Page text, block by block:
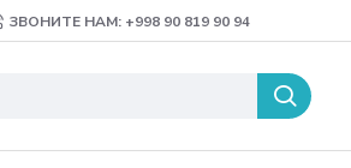
ЗВОНИТЕ НАМ: +998 90 819 90 94